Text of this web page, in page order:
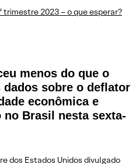
trimestre 2023 – o que esperar?
menos do que o
sobre o deflator
econômica e
no Brasil nesta sexta-
dos Estados Unidos divulgado